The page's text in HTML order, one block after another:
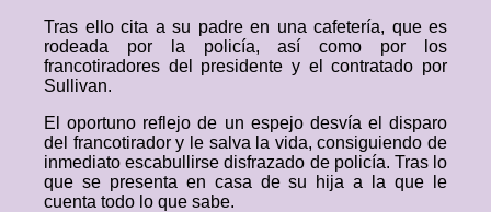
Tras ello cita a su padre en una cafetería, que es
rodeada por la policía, así como por los
francotiradores del presidente y el contratado por
Sullivan.
El oportuno reflejo de un espejo desvía el disparo
del francotirador y le salva la vida, consiguiendo de
inmediato escabullirse disfrazado de policía. Tras lo
que se presenta en casa de su hija a la que le
cuenta todo lo que sabe.